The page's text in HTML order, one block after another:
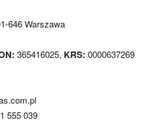
646 Warszawa
365416025, KRS: 0000637269
555 039